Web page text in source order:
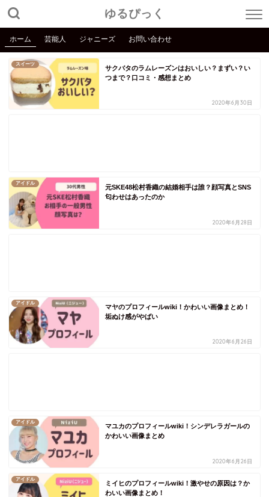
ゆるぴっく
ホーム 芸能人 ジャニーズ お問い合わせ
スイーツ
サクバタのラムレーズンはおいしい？まずい？い
つまで？口コミ・感想まとめ
2020年6月30日
アイドル
元SKE48松村香織の結婚相手は誰？顔写真とSNS
匂わせはあったのか
2020年6月28日
アイドル
マヤのプロフィールwiki！かわいい画像まとめ！
垢ぬけ感がやばい
2020年6月26日
アイドル
マユカのプロフィールwiki！シンデレラガールの
かわいい画像まとめ
2020年6月26日
アイドル
ミイヒのプロフィールwiki！激やせの原因は？か
わいい画像まとめ！